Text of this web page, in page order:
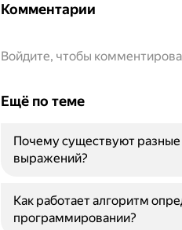
Комментарии
Войдите, чтобы
Ещё по теме
Почему существуют
выражений?
Как работает алгоритм
программировании?